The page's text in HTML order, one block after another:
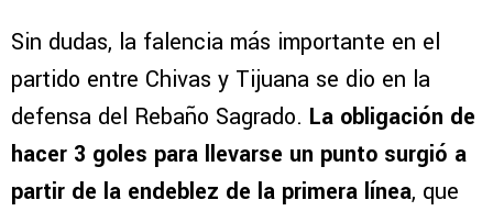
Sin dudas, la falencia más importante en el
partido entre Chivas y Tijuana se dio en la
defensa del Rebaño Sagrado. La obligación de
hacer 3 goles para llevarse un punto surgió a
partir de la endeblez de la primera línea, que